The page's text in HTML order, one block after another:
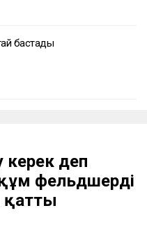
жаңғыртуға бөлінген
ұрланған: сот үкім шығарды